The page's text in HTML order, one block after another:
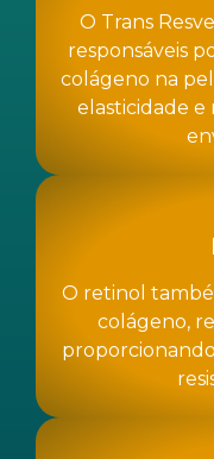
O Trans
responsáveis
colágeno na
elasticidade e
O retinol
colágeno,